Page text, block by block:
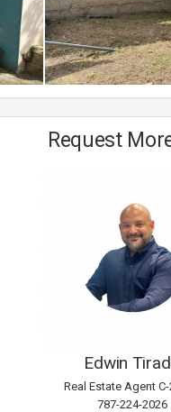
Request
Edwin
Real Estate Agent
787-224-2026